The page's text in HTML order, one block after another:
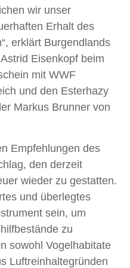
wir unser
Erhalt des
erklärt Burgendlands
Eisenkopf beim
mit WWF
und den Esterhazy
Markus Brunner von
Empfehlungen des
den derzeit
wieder zu gestatten.
und überlegtes
sein, um
zu
sowohl Vogelhabitate
Luftreinhaltegründen